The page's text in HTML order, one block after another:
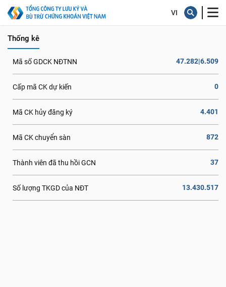
...
Thống kê
Mã số GDCK NĐTNN 47.282|6.509
Cấp mã CK dự kiến 0
Mã CK hủy đăng ký 4.401
Mã CK chuyển sàn 872
Thành viên đã thu hồi GCN 37
Số lượng TKGD của NĐT 13.430.517